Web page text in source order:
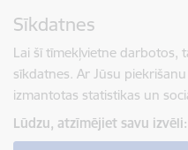
Sīkdatnes
Lai šī tīmekļvietne darbotos,
sīkdatnes. Ar Jūsu
izmantotas statistikas un
Lūdzu, atzīmējiet savu izvēli: